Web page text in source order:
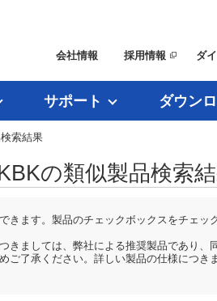
会社情報 採用情報 ダ
サポート ダウン
索結果
の類似製品検索
きます。製品のチェックボックスをチェッ
きましては、弊社による推奨製品であり
ご了承ください。詳しい製品の仕様につき